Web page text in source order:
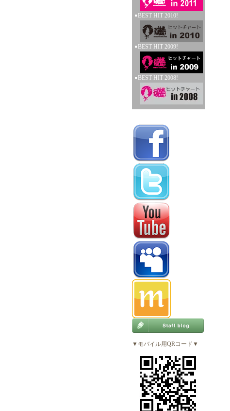
BEST HIT 2010!
BEST HIT 2009!
BEST HIT 2008!
▼モバイル用QRコード▼